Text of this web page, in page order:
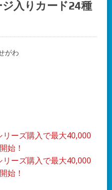
入りカード24種
がわ
ーズ購入で最大40,000
始！
ーズ購入で最大40,000
始！